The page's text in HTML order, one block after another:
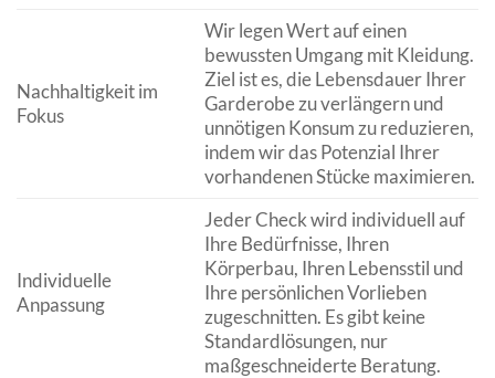
Nachhaltigkeit im
Fokus
Wir legen Wert auf einen
bewussten Umgang mit Kleidung.
Ziel ist es, die Lebensdauer Ihrer
Garderobe zu verlängern und
unnötigen Konsum zu reduzieren,
indem wir das Potenzial Ihrer
vorhandenen Stücke maximieren.
Individuelle
Anpassung
Jeder Check wird individuell auf
Ihre Bedürfnisse, Ihren
Körperbau, Ihren Lebensstil und
Ihre persönlichen Vorlieben
zugeschnitten. Es gibt keine
Standardlösungen, nur
maßgeschneiderte Beratung.